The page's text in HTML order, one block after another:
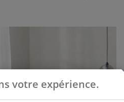
votre expérience.